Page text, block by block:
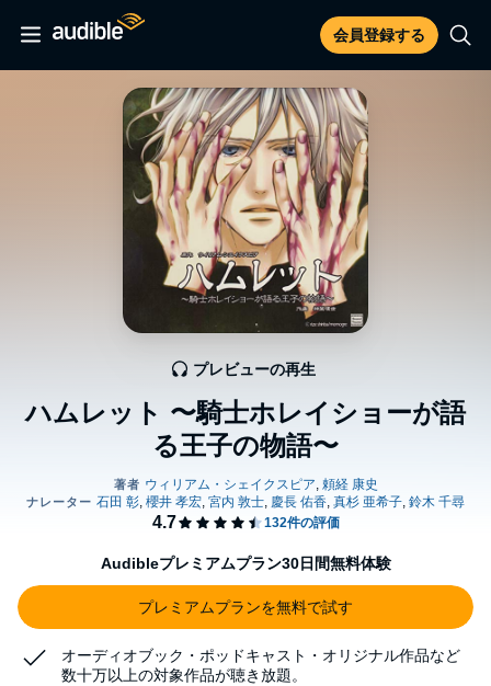
会員登録する
ハムレット 〜騎士ホレイショーが語
る王子の物語〜
プレビューの再生
Audibleプレミアムプラン30日間無料体験
プレミアムプランを無料で試す
オーディオブック・ポッドキャスト・オリジナル作品など
数十万以上の対象作品が聴き放題。